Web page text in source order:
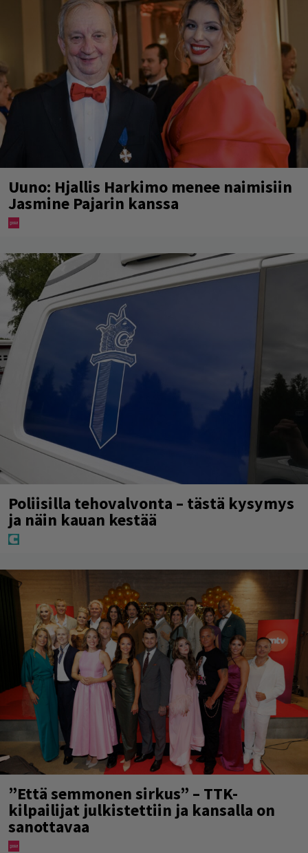
Uuno: Hjallis Harkimo menee naimisiin
Jasmine Pajarin kanssa
Poliisilla tehovalvonta – tästä kysymys
ja näin kauan kestää
”Että semmonen sirkus” – TTK-
kilpailijat julkistettiin ja kansalla on
sanottavaa